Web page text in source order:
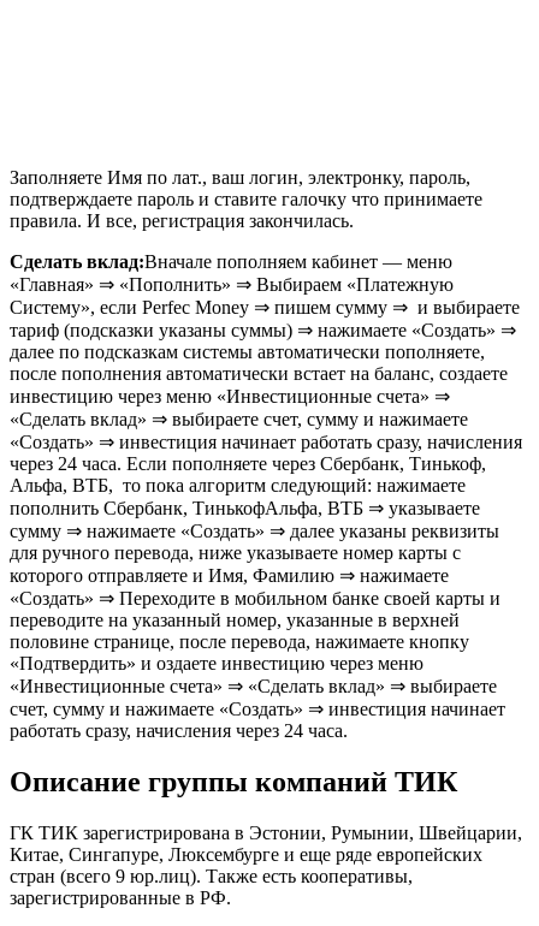
Заполняете Имя по лат., ваш логин, электронку, пароль,
подтверждаете пароль и ставите галочку что принимаете
правила. И все, регистрация закончилась.
Сделать вклад:Вначале пополняем кабинет — меню
«Главная» ⇒ «Пополнить» ⇒ Выбираем «Платежную
Систему», если Perfec Money ⇒ пишем сумму ⇒ и выбираете
тариф (подсказки указаны суммы) ⇒ нажимаете «Создать» ⇒
далее по подсказкам системы автоматически пополняете,
после пополнения автоматически встает на баланс, создаете
инвестицию через меню «Инвестиционные счета» ⇒
«Сделать вклад» ⇒ выбираете счет, сумму и нажимаете
«Создать» ⇒ инвестиция начинает работать сразу, начисления
через 24 часа. Если пополняете через Сбербанк, Тинькоф,
Альфа, ВТБ, то пока алгоритм следующий: нажимаете
пополнить Сбербанк, ТинькофАльфа, ВТБ ⇒ указываете
сумму ⇒ нажимаете «Создать» ⇒ далее указаны реквизиты
для ручного перевода, ниже указываете номер карты с
которого отправляете и Имя, Фамилию ⇒ нажимаете
«Создать» ⇒ Переходите в мобильном банке своей карты и
переводите на указанный номер, указанные в верхней
половине странице, после перевода, нажимаете кнопку
«Подтвердить» и оздаете инвестицию через меню
«Инвестиционные счета» ⇒ «Сделать вклад» ⇒ выбираете
счет, сумму и нажимаете «Создать» ⇒ инвестиция начинает
работать сразу, начисления через 24 часа.
Описание группы компаний ТИК
ГК ТИК зарегистрирована в Эстонии, Румынии, Швейцарии,
Китае, Сингапуре, Люксембурге и еще ряде европейских
стран (всего 9 юр.лиц). Также есть кооперативы,
зарегистрированные в РФ.